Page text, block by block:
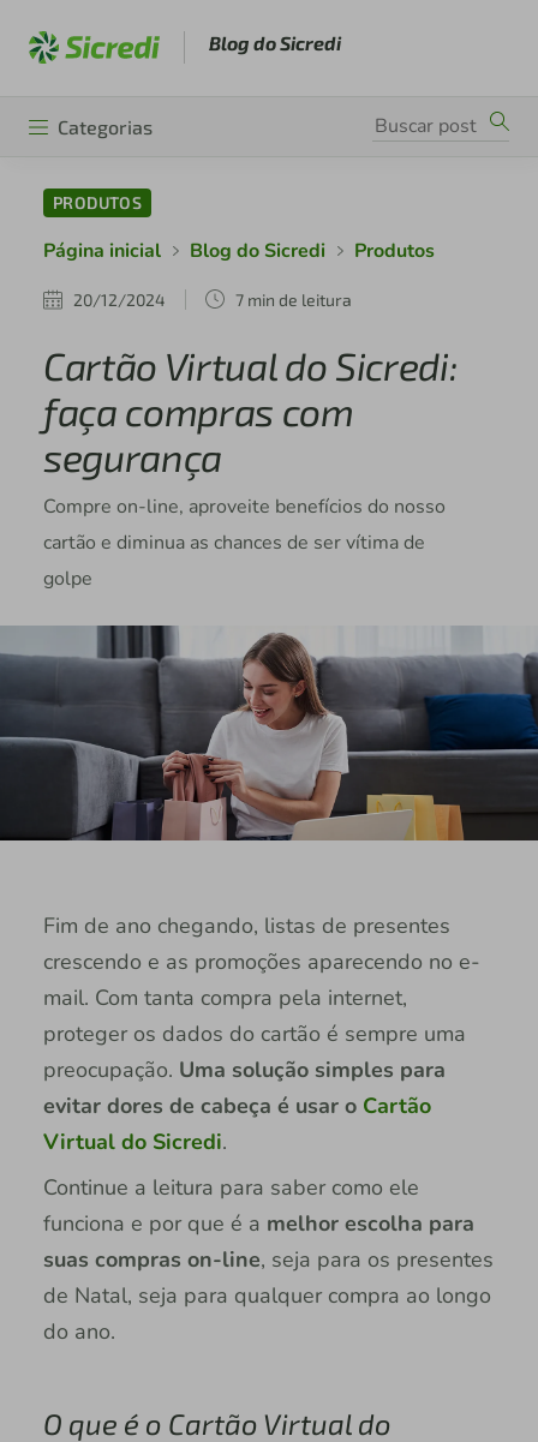
Blog do Sicredi
Categorias
PRODUTOS
Página inicial Blog do Sicredi Produtos
20/12/2024 7 min de leitura
Cartão Virtual do Sicredi:
faça compras com
segurança
Compre on-line, aproveite benefícios do nosso
cartão e diminua as chances de ser vítima de
golpe
Fim de ano chegando, listas de presentes
crescendo e as promoções aparecendo no e-
mail. Com tanta compra pela internet,
proteger os dados do cartão é sempre uma
preocupação. Uma solução simples para
evitar dores de cabeça é usar o Cartão
Virtual do Sicredi.
Continue a leitura para saber como ele
funciona e por que é a melhor escolha para
suas compras on-line, seja para os presentes
de Natal, seja para qualquer compra ao longo
do ano.
O que é o Cartão Virtual do